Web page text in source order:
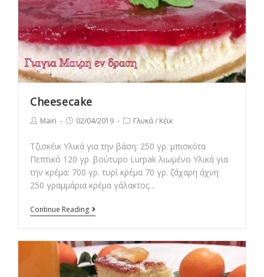
Cheesecake
PostMairi
Post02/04/2019
PostΓλυκά/ Κέϊκ
Τζισκέικ Υλικά για την βάση: 250 γρ. μπισκότα
Πεπτικό 120 γρ. βούτυρο Lurpak λιωμένο Υλικά για
την κρέμα: 700 γρ. τυρί κρέμα 70 γρ. ζάχαρη άχνη
250 γραμμάρια κρέμα γάλακτος…
Continue Reading Cheesecake